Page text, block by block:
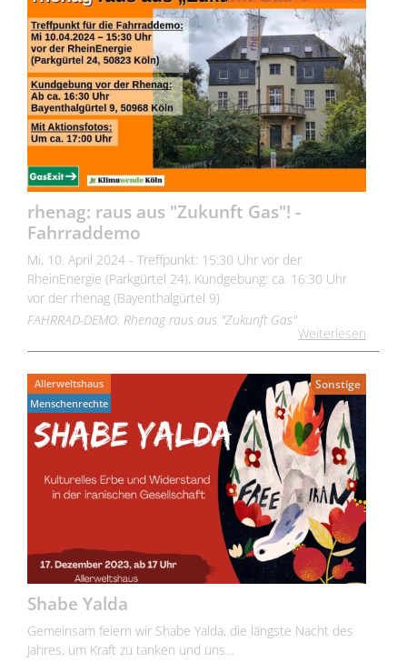
rhenag: raus aus "Zukunft Gas"! -
Fahrraddemo
Mi, 10. April 2024 - Treffpunkt: 15:30 Uhr vor der
RheinEnergie (Parkgürtel 24), Kundgebung: ca. 16:30 Uhr
vor der rhenag (Bayenthalgürtel 9)
FAHRRAD-DEMO: Rhenag raus aus "Zukunft Gas"
Weiterlesen
Allerweltshaus
Menschenrechte
Sonstige
Shabe Yalda
Gemeinsam feiern wir Shabe Yalda, die längste Nacht des
Jahres, um Kraft zu tanken und uns…